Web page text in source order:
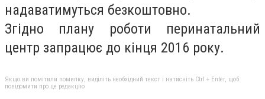
надаватимуться безкоштовно.
Згідно плану роботи перинатальний
центр запрацює до кінця 2016 року.
Якщо ви помітили помилку, виділіть необхідний текст і натисніть Ctrl + Enter, щоб
повідомити про це редакцію